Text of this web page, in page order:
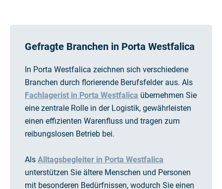
Gefragte Branchen in Porta Westfalica
In Porta Westfalica zeichnen sich verschiedene
Branchen durch florierende Berufsfelder aus. Als
Fachlagerist in Porta Westfalica übernehmen Sie
eine zentrale Rolle in der Logistik, gewährleisten
einen effizienten Warenfluss und tragen zum
reibungslosen Betrieb bei.
Als Alltagsbegleiter in Porta Westfalica
unterstützen Sie ältere Menschen und Personen
mit besonderen Bedürfnissen, wodurch Sie einen